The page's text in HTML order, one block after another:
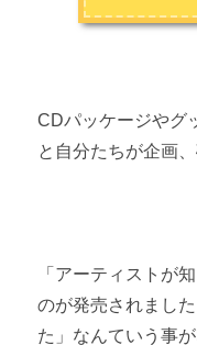
CDパッケージやグ
と自分たちが企画
「アーティストが
のが発売されまし
た」なんていう事